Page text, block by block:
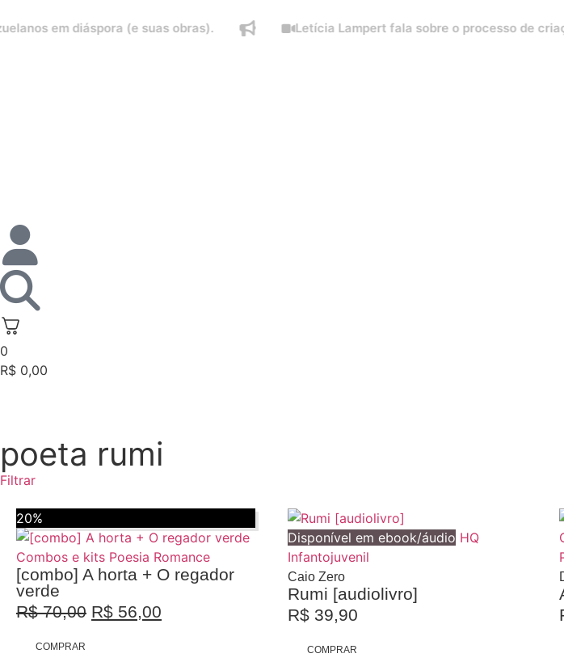
diáspora (e suas obras). Letícia Lampert fala sobre o processo de criação e
0
R$ 0,00
poeta rumi
Filtrar
20%
Combos e kits Poesia Romance
[combo] A horta + O regador
verde
R$70,00 R$ 56,00
COMPRAR
Disponível em ebook/áudio HQ
Infantojuvenil
Caio Zero
Rumi [audiolivro]
R$ 39,90
COMPRAR